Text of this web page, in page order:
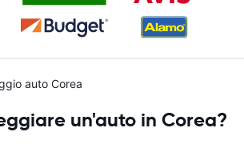
auto Corea
un'auto in Corea?